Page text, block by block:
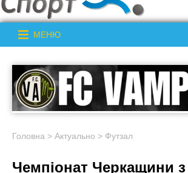
МЕНЮ
Головна > Актуально > Футзал
Чемпіонат Черкащини з